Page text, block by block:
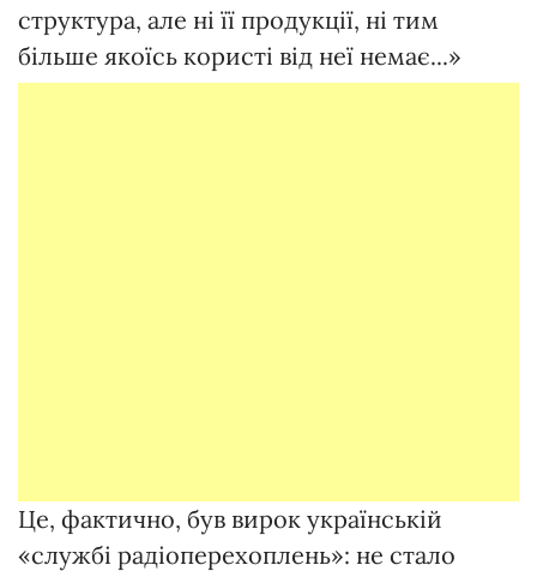
структура, але ні її продукції, ні тим
більше якоїсь користі від неї немає...»
Це, фактично, був вирок українській
«службі радіоперехоплень»: не стало